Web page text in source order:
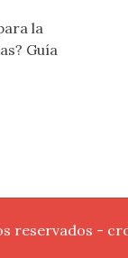
la
Guía
reservados -